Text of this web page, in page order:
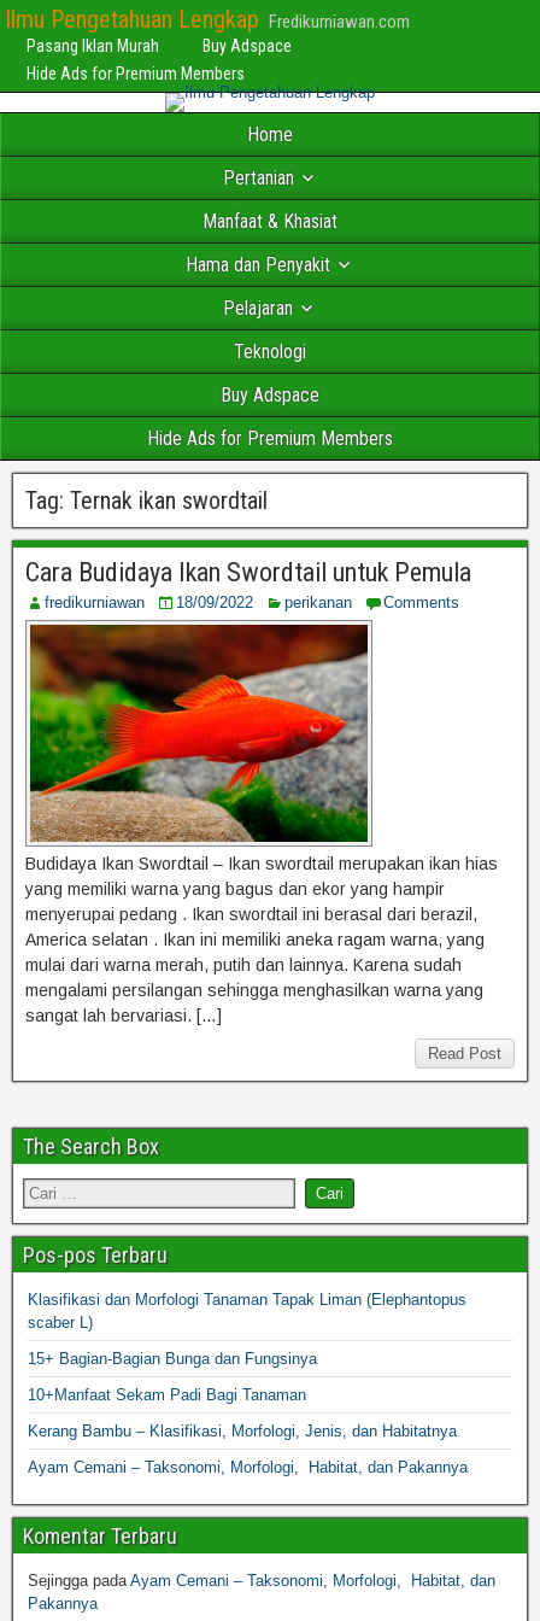
Ilmu Pengetahuan Lengkap Fredikurniawan.com
Pasang Iklan Murah
Buy Adspace
Hide Ads for Premium Members
Home
Pertanian
Manfaat & Khasiat
Hama dan Penyakit
Pelajaran
Teknologi
Buy Adspace
Hide Ads for Premium Members
Tag: Ternak ikan swordtail
Cara Budidaya Ikan Swordtail untuk Pemula
fredikurniawan 18/09/2022 perikanan Comments
Budidaya Ikan Swordtail – Ikan swordtail merupakan ikan hias
yang memiliki warna yang bagus dan ekor yang hampir
menyerupai pedang . Ikan swordtail ini berasal dari berazil,
America selatan . Ikan ini memiliki aneka ragam warna, yang
mulai dari warna merah, putih dan lainnya. Karena sudah
mengalami persilangan sehingga menghasilkan warna yang
sangat lah bervariasi. […]
Read Post
The Search Box
Pos-pos Terbaru
Klasifikasi dan Morfologi Tanaman Tapak Liman (Elephantopus
scaber L)
15+ Bagian-Bagian Bunga dan Fungsinya
10+Manfaat Sekam Padi Bagi Tanaman
Kerang Bambu – Klasifikasi, Morfologi, Jenis, dan Habitatnya
Ayam Cemani – Taksonomi, Morfologi, Habitat, dan Pakannya
Komentar Terbaru
SejinggapadaAyam Cemani – Taksonomi, Morfologi, Habitat, dan
Pakannya